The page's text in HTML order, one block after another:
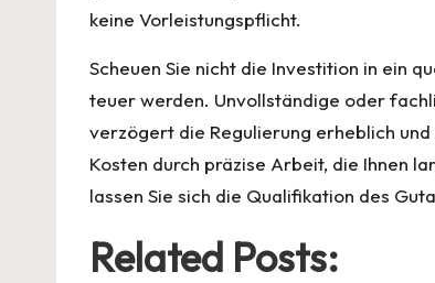
keine Vorleistungspflicht.
Scheuen Sie nicht die Investition in ein
teuer werden. Unvollständige oder
verzögert die Regulierung erheblich
Kosten durch präzise Arbeit, die Ihnen
lassen Sie sich die Qualifikation des
Related Posts: